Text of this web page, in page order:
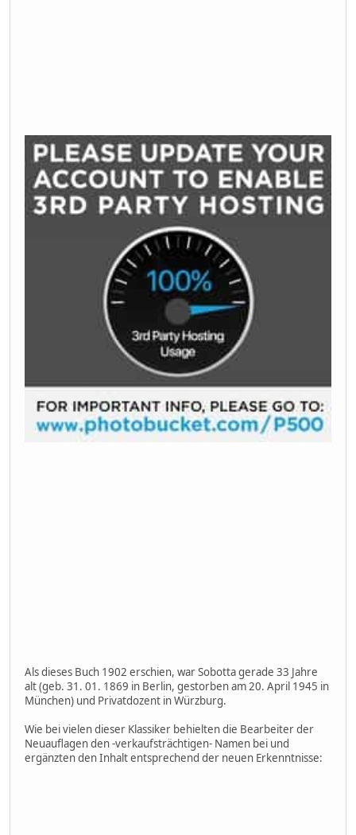
Als dieses Buch 1902 erschien, war Sobotta gerade 33 Jahre
alt (geb. 31. 01. 1869 in Berlin, gestorben am 20. April 1945 in
München) und Privatdozent in Würzburg.
Wie bei vielen dieser Klassiker behielten die Bearbeiter der
Neuauflagen den -verkaufsträchtigen- Namen bei und
ergänzten den Inhalt entsprechend der neuen Erkenntnisse: